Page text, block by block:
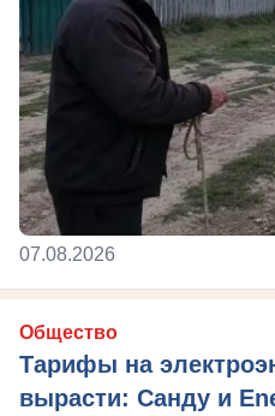
07.08.2026
Общество
Тарифы на
вырасти: Санду и